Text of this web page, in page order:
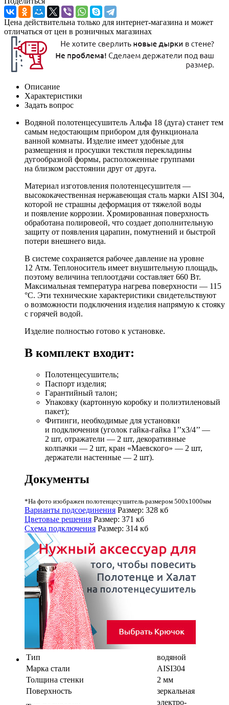
Цена действительна только для интернет-магазина и может
отличаться от цен в розничных магазинах
Описание
Характеристики
Задать вопрос
Водяной полотенцесушитель Альфа 18 (дуга) станет тем
самым недостающим прибором для функционала
ванной комнаты. Изделие имеет удобные для
размещения и просушки текстиля перекладины
дугообразной формы, расположенные группами
на близком расстоянии друг от друга.
Материал изготовления полотенцесушителя —
высококачественная нержавеющая сталь марки AISI 304,
которой не страшны деформация от тяжелой воды
и появление коррозии. Хромированная поверхность
обработана полировеой, что создает дополнительную
защиту от появления царапин, помутнений и быстрой
потери внешнего вида.
В системе сохраняется рабочее давление на уровне
12 Атм. Теплоноситель имеет внушительную площадь,
поэтому величина теплоотдачи составляет 660 Вт.
Максимальная температура нагрева поверхности — 115
°C. Эти технические характеристики свидетельствуют
о возможности подключения изделия напрямую к стояку
с горячей водой.
Изделие полностью готово к установке.
В комплект входит:
Полотенцесушитель;
Паспорт изделия;
Гарантийный талон;
Упаковку (картонную коробку и полиэтиленовый
пакет);
Фитинги, необходимые для установки
и подключения (уголок гайка-гайка 1’’х3/4’’ —
2 шт, отражатели — 2 шт, декоративные
колпачки — 2 шт, кран «Маевского» — 2 шт,
держатели настенные — 2 шт).
Документы
*На фото изображен полотенцесушитель размером 500х1000мм
Варианты подсоединения Размер: 328 кб
Цветовые решения Размер: 371 кб
Схема подключения Размер: 314 кб
Тип
водяной
Марка стали
AISI304
Толщина стенки
2 мм
Поверхность
зеркальная
электро-